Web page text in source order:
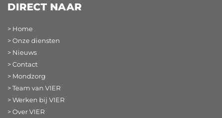
DIRECT NAAR
> Home
> Onze diensten
> Nieuws
> Contact
> Mondzorg
> Team van VIER
> Werken bij VIER
> Over VIER